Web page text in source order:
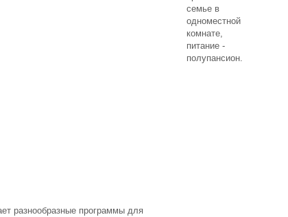
семье в
одноместной
комнате,
питание -
полупансион.
разнообразные программы для